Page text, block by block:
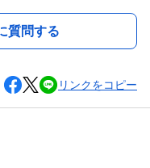
質問する
リンクをコピー